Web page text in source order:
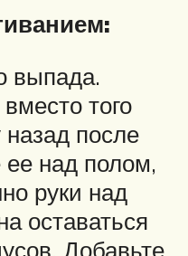
выпада.
того
назад после
над полом,
руки над
оставаться
Добавьте